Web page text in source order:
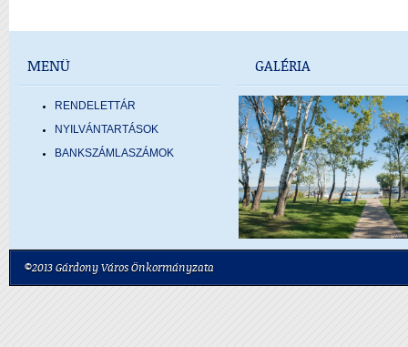
MENÜ
RENDELETTÁR
NYILVÁNTARTÁSOK
BANKSZÁMLASZÁMOK
GALÉRIA
©2013 Gárdony Város Önkormányzata